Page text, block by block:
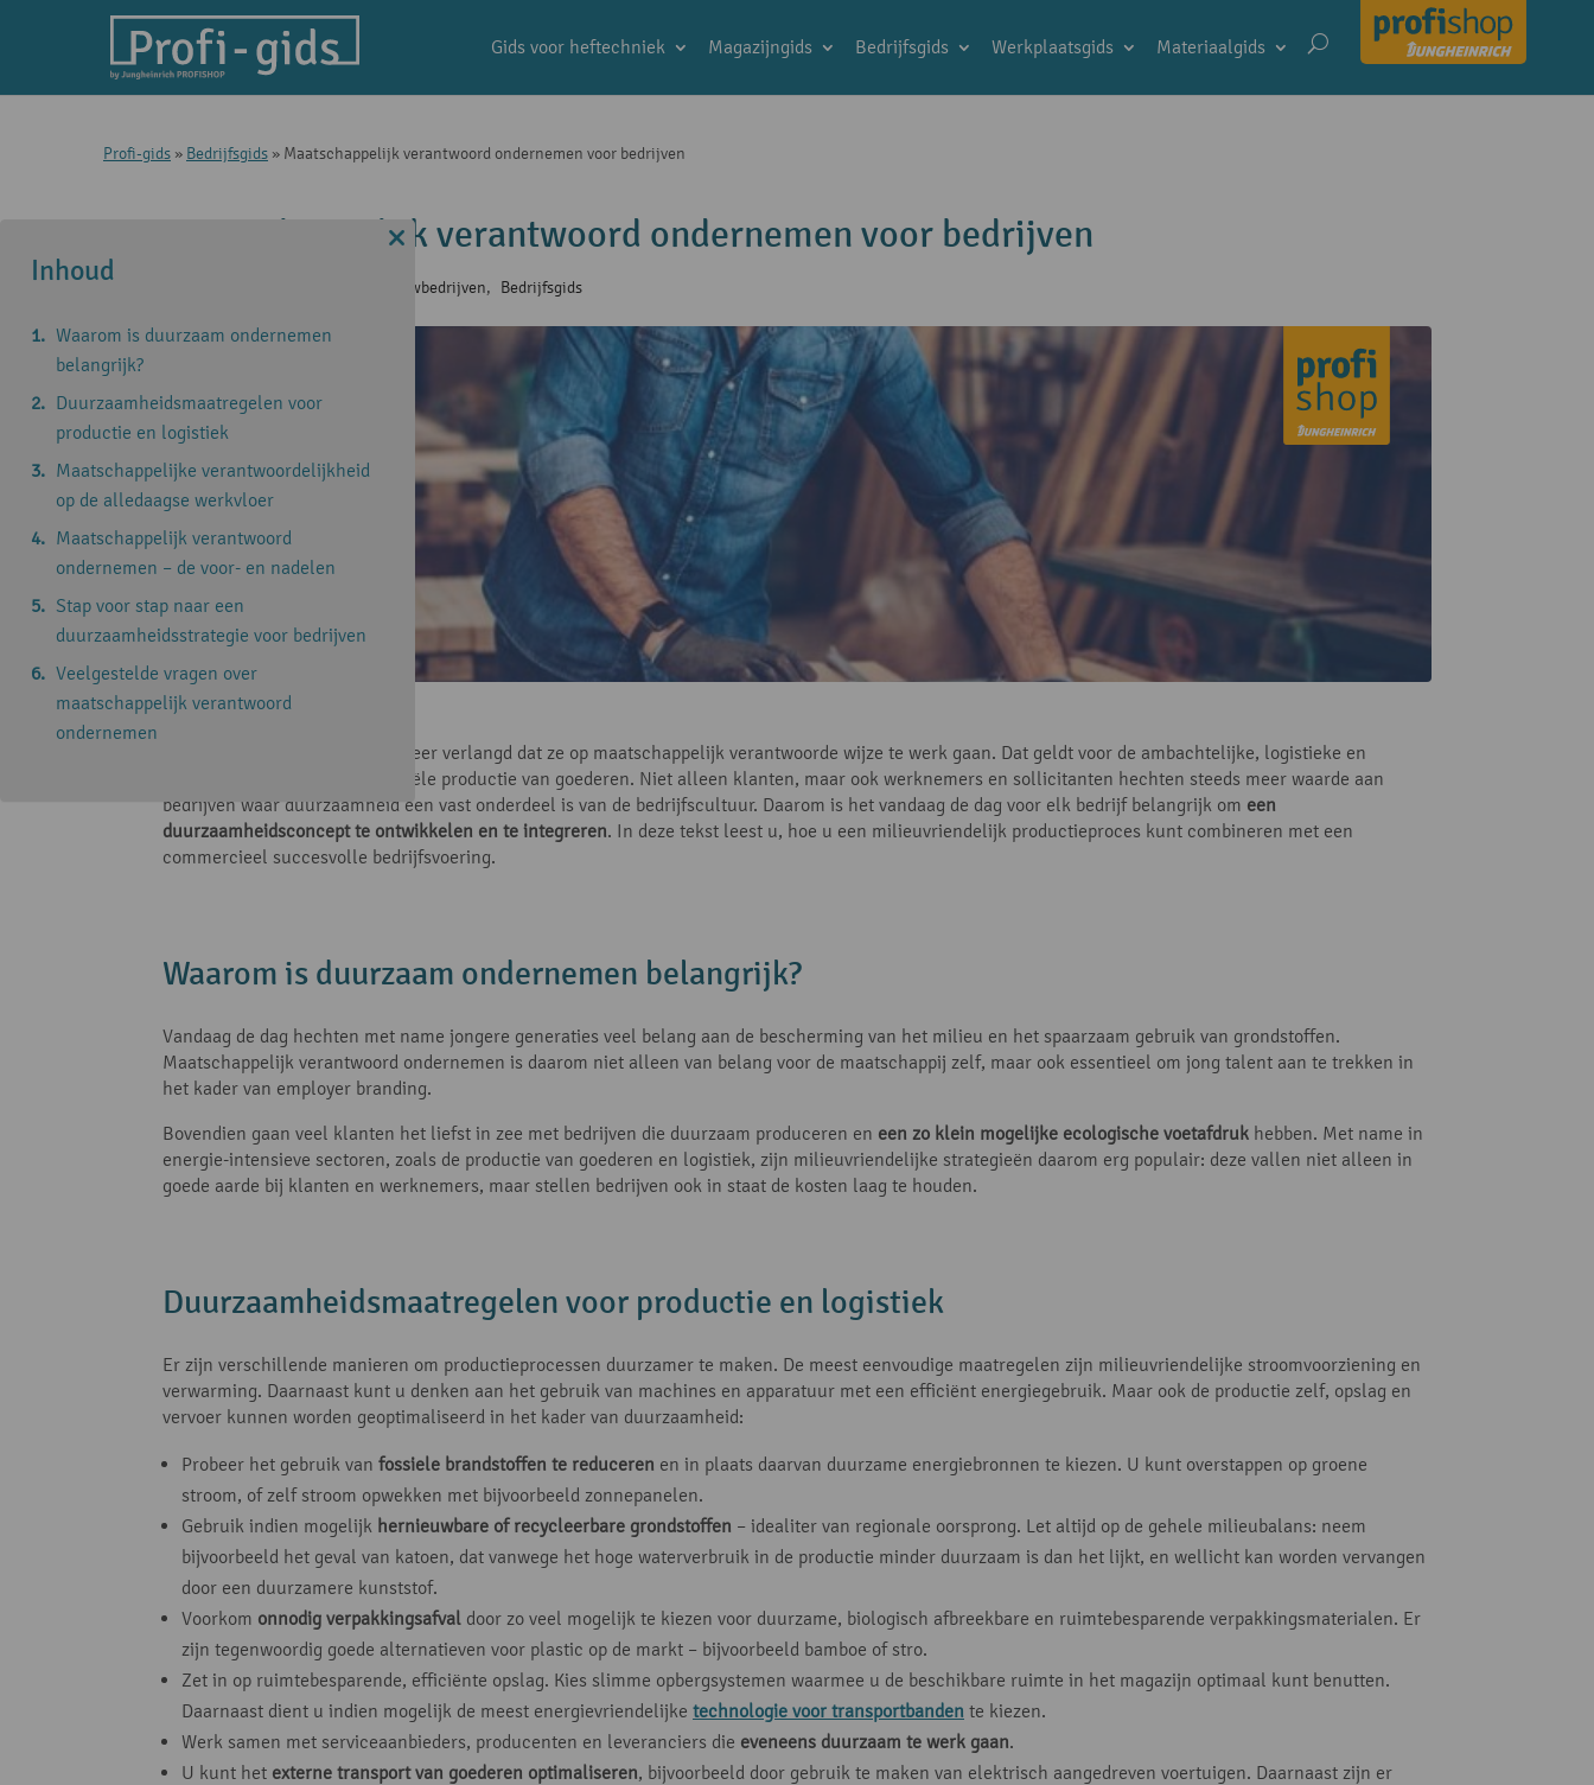
Gids voor heftechniek Magazijngids Bedrijfsgids Werkplaatsgids Materiaalgids
Profi-gids » Bedrijfsgids » Maatschappelijk verantwoord ondernemen voor bedrijven
Maatschappelijk verantwoord ondernemen voor bedrijven
Advies en tips voor bouwbedrijven, Bedrijfsgids
Leestijd: 6 minuten
Inhoud
Waarom is duurzaam ondernemen
belangrijk?
Duurzaamheidsmaatregelen voor
productie en logistiek
Maatschappelijke verantwoordelijkheid
op de alledaagse werkvloer
Maatschappelijk verantwoord
ondernemen – de voor- en nadelen
Stap voor stap naar een
duurzaamheidsstrategie voor bedrijven
Veelgestelde vragen over
maatschappelijk verantwoord
ondernemen
Van bedrijven worden steeds meer verlangd dat ze op maatschappelijk verantwoorde wijze te werk gaan. Dat geldt voor de ambachtelijke, logistieke en
bouwsector, en voor de industriële productie van goederen. Niet alleen klanten, maar ook werknemers en sollicitanten hechten steeds meer waarde aan
bedrijven waar duurzaamheid een vast onderdeel is van de bedrijfscultuur. Daarom is het vandaag de dag voor elk bedrijf belangrijk om een
duurzaamheidsconcept te ontwikkelen en te integreren. In deze tekst leest u, hoe u een milieuvriendelijk productieproces kunt combineren met een
commercieel succesvolle bedrijfsvoering.
Waarom is duurzaam ondernemen belangrijk?
Vandaag de dag hechten met name jongere generaties veel belang aan de bescherming van het milieu en het spaarzaam gebruik van grondstoffen.
Maatschappelijk verantwoord ondernemen is daarom niet alleen van belang voor de maatschappij zelf, maar ook essentieel om jong talent aan te trekken in
het kader van employer branding.
Bovendien gaan veel klanten het liefst in zee met bedrijven die duurzaam produceren en een zo klein mogelijke ecologische voetafdruk hebben. Met name in
energie-intensieve sectoren, zoals de productie van goederen en logistiek, zijn milieuvriendelijke strategieën daarom erg populair: deze vallen niet alleen in
goede aarde bij klanten en werknemers, maar stellen bedrijven ook in staat de kosten laag te houden.
Duurzaamheidsmaatregelen voor productie en logistiek
Er zijn verschillende manieren om productieprocessen duurzamer te maken. De meest eenvoudige maatregelen zijn milieuvriendelijke stroomvoorziening en
verwarming. Daarnaast kunt u denken aan het gebruik van machines en apparatuur met een efficiënt energiegebruik. Maar ook de productie zelf, opslag en
vervoer kunnen worden geoptimaliseerd in het kader van duurzaamheid:
Probeer het gebruik van fossiele brandstoffen te reduceren en in plaats daarvan duurzame energiebronnen te kiezen. U kunt overstappen op groene
stroom, of zelf stroom opwekken met bijvoorbeeld zonnepanelen.
Gebruik indien mogelijk hernieuwbare of recycleerbare grondstoffen – idealiter van regionale oorsprong. Let altijd op de gehele milieubalans: neem
bijvoorbeeld het geval van katoen, dat vanwege het hoge waterverbruik in de productie minder duurzaam is dan het lijkt, en wellicht kan worden vervangen
door een duurzamere kunststof.
Voorkom onnodig verpakkingsafval door zo veel mogelijk te kiezen voor duurzame, biologisch afbreekbare en ruimtebesparende verpakkingsmaterialen. Er
zijn tegenwoordig goede alternatieven voor plastic op de markt – bijvoorbeeld bamboe of stro.
Zet in op ruimtebesparende, efficiënte opslag. Kies slimme opbergsystemen waarmee u de beschikbare ruimte in het magazijn optimaal kunt benutten.
Daarnaast dient u indien mogelijk de meest energievriendelijke technologie voor transportbanden te kiezen.
Werk samen met serviceaanbieders, producenten en leveranciers die eveneens duurzaam te werk gaan.
U kunt het externe transport van goederen optimaliseren, bijvoorbeeld door gebruik te maken van elektrisch aangedreven voertuigen. Daarnaast zijn er